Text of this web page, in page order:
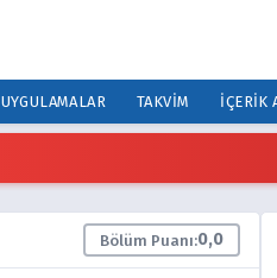
UYGULAMALAR TAKVIM İÇERIK
Bölüm Puanı:0,0